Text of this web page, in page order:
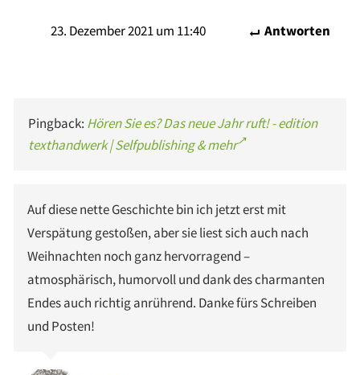
23. Dezember 2021 um 11:40 Antworten
Pingback: Hören Sie es? Das neue Jahr ruft! - edition
texthandwerk | Selfpublishing & mehr
Auf diese nette Geschichte bin ich jetzt erst mit
Verspätung gestoßen, aber sie liest sich auch nach
Weihnachten noch ganz hervorragend –
atmosphärisch, humorvoll und dank des charmanten
Endes auch richtig anrührend. Danke fürs Schreiben
und Posten!